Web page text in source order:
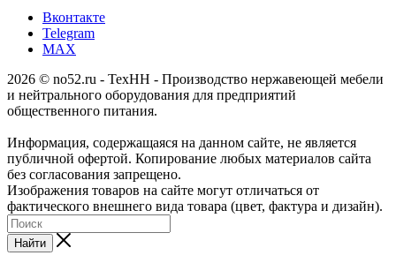
Вконтакте
Telegram
MAX
2026 © no52.ru - ТехНН - Производство нержавеющей мебели
и нейтрального оборудования для предприятий
общественного питания.
Информация, содержащаяся на данном сайте, не является
публичной офертой. Копирование любых материалов сайта
без согласования запрещено.
Изображения товаров на сайте могут отличаться от
фактического внешнего вида товара (цвет, фактура и дизайн).
Найти